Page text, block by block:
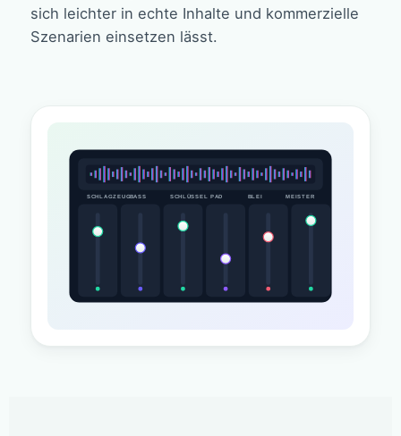
sich leichter in echte Inhalte und kommerzielle
Szenarien einsetzen lässt.
SCHLAGZEUGBASS SCHLÜSSEL PAD BLEI MEISTER